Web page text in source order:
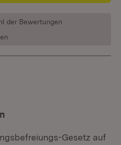
der Bewertungen
Gesetz auf